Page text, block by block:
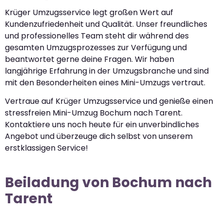
Krüger Umzugsservice legt großen Wert auf
Kundenzufriedenheit und Qualität. Unser freundliches
und professionelles Team steht dir während des
gesamten Umzugsprozesses zur Verfügung und
beantwortet gerne deine Fragen. Wir haben
langjährige Erfahrung in der Umzugsbranche und sind
mit den Besonderheiten eines Mini-Umzugs vertraut.
Vertraue auf Krüger Umzugsservice und genieße einen
stressfreien Mini-Umzug Bochum nach Tarent.
Kontaktiere uns noch heute für ein unverbindliches
Angebot und überzeuge dich selbst von unserem
erstklassigen Service!
Beiladung von Bochum nach
Tarent